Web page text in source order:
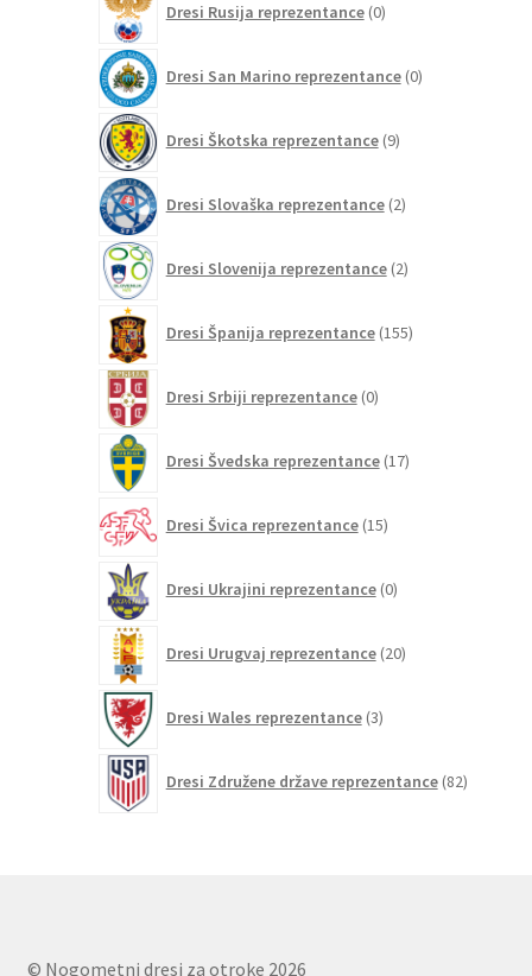
Dresi Rusija reprezentance 0izdelkov
Dresi San Marino reprezentance 0izdelkov
Dresi Škotska reprezentance 9izdelkov
Dresi Slovaška reprezentance 2izdelka
Dresi Slovenija reprezentance 2izdelka
Dresi Španija reprezentance 155izdelkov
Dresi Srbiji reprezentance 0izdelkov
Dresi Švedska reprezentance 17izdelkov
Dresi Švica reprezentance 15izdelkov
Dresi Ukrajini reprezentance 0izdelkov
Dresi Urugvaj reprezentance 20izdelkov
Dresi Wales reprezentance 3izdelki
Dresi Združene države reprezentance 82izdelkov
© Nogometni dresi za otroke 2026